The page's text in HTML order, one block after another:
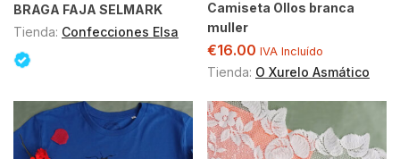
BRAGA FAJA SELMARK
Tienda: Confecciones Elsa
Camiseta Ollos branca
muller
€16.00 IVA Incluído
Tienda: O Xurelo Asmático